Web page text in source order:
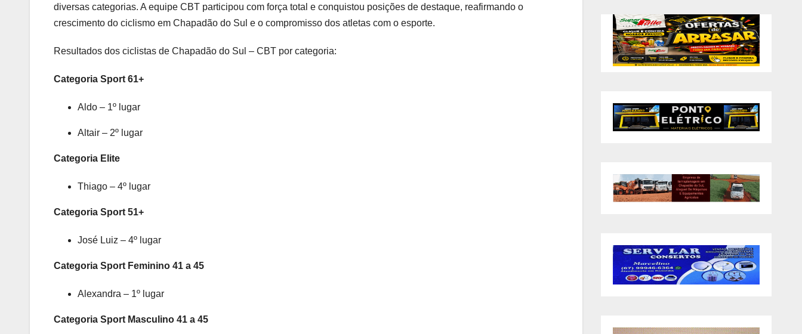
diversas categorias. A equipe CBT participou com força total e conquistou posições de destaque, reafirmando o
crescimento do ciclismo em Chapadão do Sul e o compromisso dos atletas com o esporte.
Resultados dos ciclistas de Chapadão do Sul – CBT por categoria:
Categoria Sport 61+
Aldo – 1º lugar
Altair – 2º lugar
Categoria Elite
Thiago – 4º lugar
Categoria Sport 51+
José Luiz – 4º lugar
Categoria Sport Feminino 41 a 45
Alexandra – 1º lugar
Categoria Sport Masculino 41 a 45